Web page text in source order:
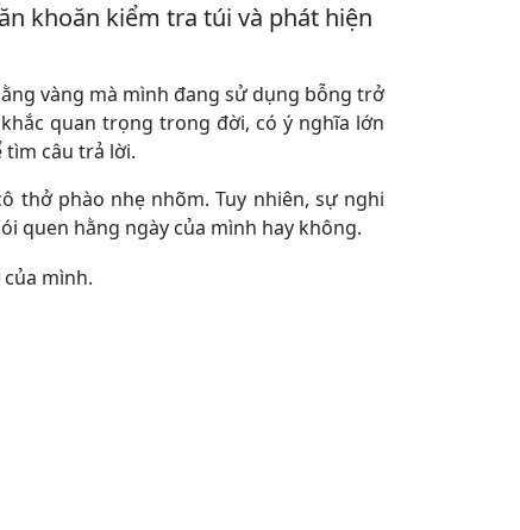
khoăn kiểm tra túi và phát hiện
vàng mà mình đang sử dụng bỗng trở
quan trọng trong đời, có ý nghĩa lớn
tìm câu trả lời.
thở phào nhẹ nhõm. Tuy nhiên, sự nghi
quen hằng ngày của mình hay không.